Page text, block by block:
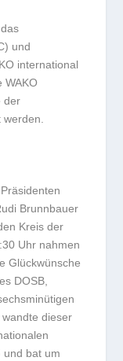
und
international
WAKO
der
werden.
Brunnbauer
Kreis der
Uhr nahmen
Glückwünsche
DOSB,
dieser
und bat um